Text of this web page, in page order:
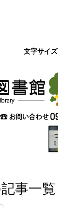
文字サイズ
事一覧